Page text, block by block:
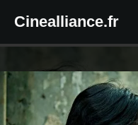
Cinealliance.fr